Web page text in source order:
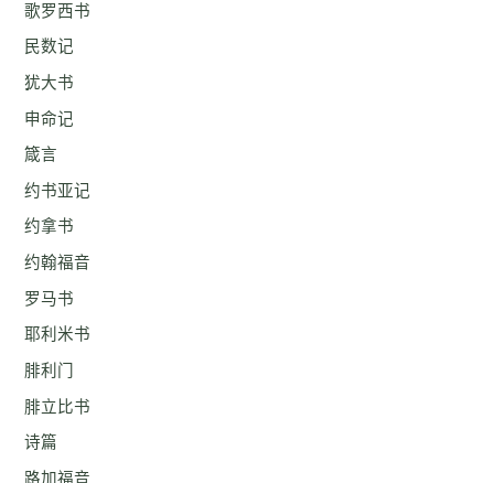
歌罗西书
民数记
犹大书
申命记
箴言
约书亚记
约拿书
约翰福音
罗马书
耶利米书
腓利门
腓立比书
诗篇
路加福音